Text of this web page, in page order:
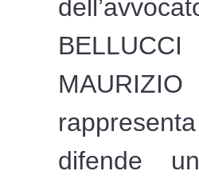
BELLUCCI
difende